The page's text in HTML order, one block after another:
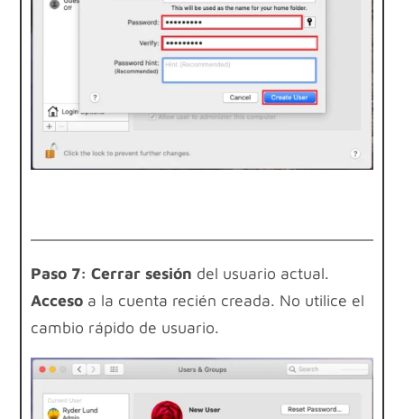
Paso 7: Cerrar sesión del usuario actual.
Acceso a la cuenta recién creada. No utilice el
cambio rápido de usuario.